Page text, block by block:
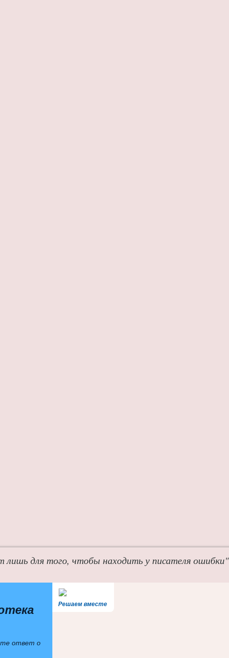
для того, чтобы находить у писателя ошибки"
Решаем вместе
ответ о